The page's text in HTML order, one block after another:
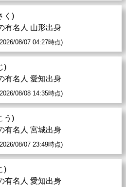
く)
有名人 山形出身
08/07 04:27時点)
)
有名人 愛知出身
08/08 14:35時点)
う)
有名人 宮城出身
08/07 23:49時点)
)
有名人 愛知出身